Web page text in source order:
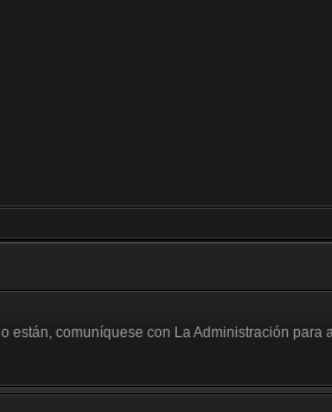
están, comuníquese con La Administración para